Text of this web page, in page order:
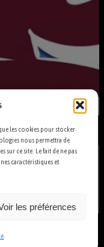
les cookies pour stocker
nous permettra de
sur ce site. Le fait de ne pas
caractéristiques et
les préférences